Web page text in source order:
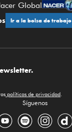
Global
Ir a la bolsa de trabajo
políticas de privacidad.
Síguenos